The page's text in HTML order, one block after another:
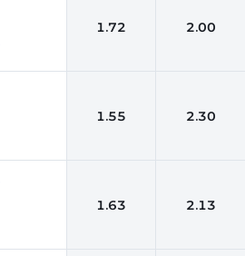
1.72 2.00
1.55 2.30
1.63 2.13